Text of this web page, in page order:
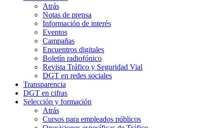
Atrás
Notas de prensa
Información de interés
Eventos
Campañas
Encuentros digitales
Boletín radiofónico
Revista Tráfico y Seguridad Vial
DGT en redes sociales
Transparencia
DGT en cifras
Selección y formación
Atrás
Cursos para empleados públicos